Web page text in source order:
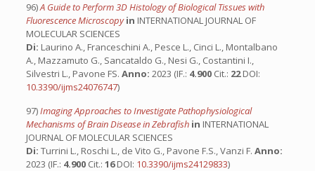
96)A Guide to Perform 3D Histology of Biological Tissues with
Fluorescence Microscopyin INTERNATIONAL JOURNAL OF
MOLECULAR SCIENCES
Di: Laurino A., Franceschini A., Pesce L., Cinci L., Montalbano
A., Mazzamuto G., Sancataldo G., Nesi G., Costantini I.,
Silvestri L., Pavone FS. Anno: 2023 (IF.: 4.900 Cit.: 22DOI:
10.3390/ijms24076747)
97)Imaging Approaches to Investigate Pathophysiological
Mechanisms of Brain Disease in Zebrafish in INTERNATIONAL
JOURNAL OF MOLECULAR SCIENCES
Di: Turrini L., Roschi L., de Vito G., Pavone F.S., Vanzi F. Anno:
2023 (IF.: 4.900 Cit.: 16DOI: 10.3390/ijms24129833)